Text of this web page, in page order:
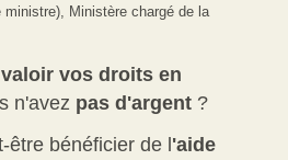
Ministère chargé de la
vos droits en
n'avez pas d'argent ?
être bénéficier de l'aide